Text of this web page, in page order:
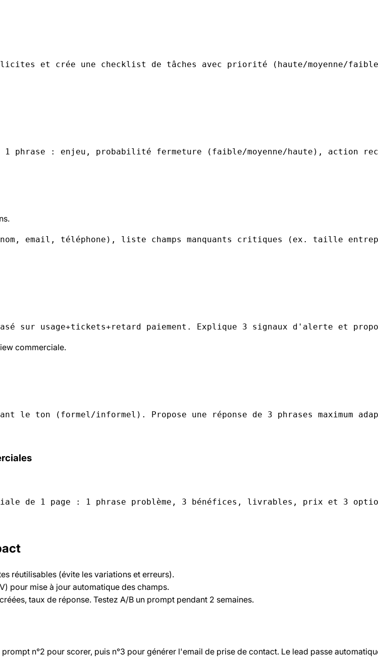
et crée une checklist de tâches avec priorité (haute/moyenne/
phrase : enjeu, probabilité fermeture (faible/moyenne/haute), action
email, téléphone), liste champs manquants critiques (ex. taille
sur usage+tickets+retard paiement. Explique 3 signaux d'alerte et
commerciale.
le ton (formel/informel). Propose une réponse de 3 phrases maximum
de 1 page : 1 phrase problème, 3 bénéfices, livrables, prix et 3
réutilisables (évite les variations et erreurs).
pour mise à jour automatique des champs.
taux de réponse. Testez A/B un prompt pendant 2 semaines.
n°2 pour scorer, puis n°3 pour générer l'email de prise de contact. Le lead passe